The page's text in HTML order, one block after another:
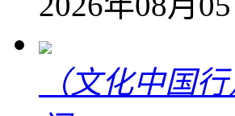
（文化中国